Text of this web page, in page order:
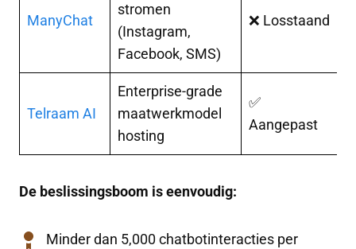
ManyChat
stromen
(Instagram,
Facebook, SMS)
❌ Losstaand
Telraam AI
Enterprise-grade
maatwerkmodel
hosting
✅
Aangepast
De beslissingsboom is eenvoudig:
Minder dan 5,000 chatbotinteracties per